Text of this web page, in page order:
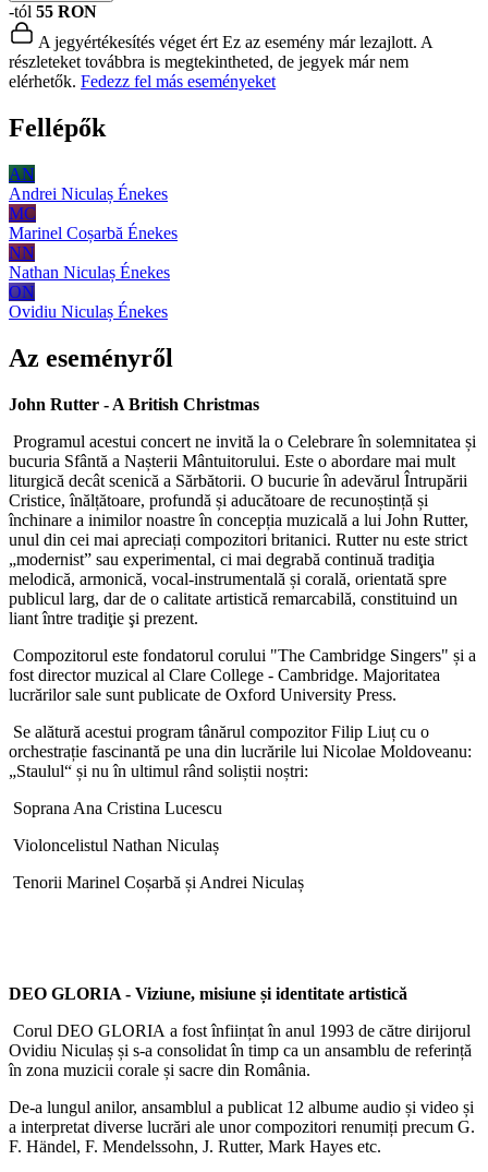
-tól 55 RON
A jegyértékesítés véget ért Ez az esemény már lezajlott. A
részleteket továbbra is megtekintheted, de jegyek már nem
elérhetők. Fedezz fel más eseményeket
Fellépők
AN
Andrei Niculaș Énekes
MC
Marinel Coșarbă Énekes
NN
Nathan Niculaș Énekes
ON
Ovidiu Niculaș Énekes
Az eseményről
John Rutter - A British Christmas
Programul acestui concert ne invită la o Celebrare în solemnitatea și
bucuria Sfântă a Nașterii Mântuitorului. Este o abordare mai mult
liturgică decât scenică a Sărbătorii. O bucurie în adevărul Întrupării
Cristice, înălțătoare, profundă și aducătoare de recunoștință și
închinare a inimilor noastre în concepția muzicală a lui John Rutter,
unul din cei mai apreciați compozitori britanici. Rutter nu este strict
„modernist” sau experimental, ci mai degrabă continuă tradiţia
melodică, armonică, vocal-instrumentală și corală, orientată spre
publicul larg, dar de o calitate artistică remarcabilă, constituind un
liant între tradiţie şi prezent.
Compozitorul este fondatorul corului "The Cambridge Singers" și a
fost director muzical al Clare College - Cambridge. Majoritatea
lucrărilor sale sunt publicate de Oxford University Press.
Se alătură acestui program tânărul compozitor Filip Liuț cu o
orchestrație fascinantă pe una din lucrările lui Nicolae Moldoveanu:
„Staulul“ și nu în ultimul rând soliștii noștri:
Soprana Ana Cristina Lucescu
Violoncelistul Nathan Niculaș
Tenorii Marinel Coșarbă și Andrei Niculaș
DEO GLORIA - Viziune, misiune și identitate artistică
Corul DEO GLORIA a fost înființat în anul 1993 de către dirijorul
Ovidiu Niculaș și s-a consolidat în timp ca un ansamblu de referință
în zona muzicii corale și sacre din România.
De-a lungul anilor, ansamblul a publicat 12 albume audio și video și
a interpretat diverse lucrări ale unor compozitori renumiți precum G.
F. Händel, F. Mendelssohn, J. Rutter, Mark Hayes etc.